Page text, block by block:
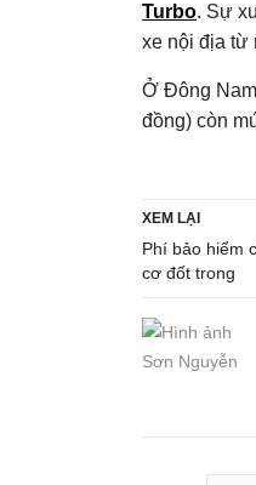
Turbo. Sự
xe nội địa từ
Ở Đông
đồng) còn
XEM LẠI
Phí bảo hiểm
cơ đốt trong